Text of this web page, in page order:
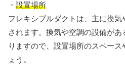
・ 設置場所
フレキシブルダクトは、主に換
されます。換気や空調の設備が
りますので、設置場所のスペー
ょう。